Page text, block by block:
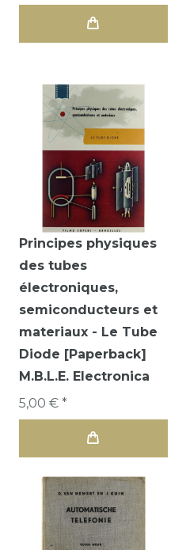
Principes physiques
des tubes
électroniques,
semiconducteurs et
materiaux - Le Tube
Diode [Paperback]
M.B.L.E. Electronica
5,00 € *